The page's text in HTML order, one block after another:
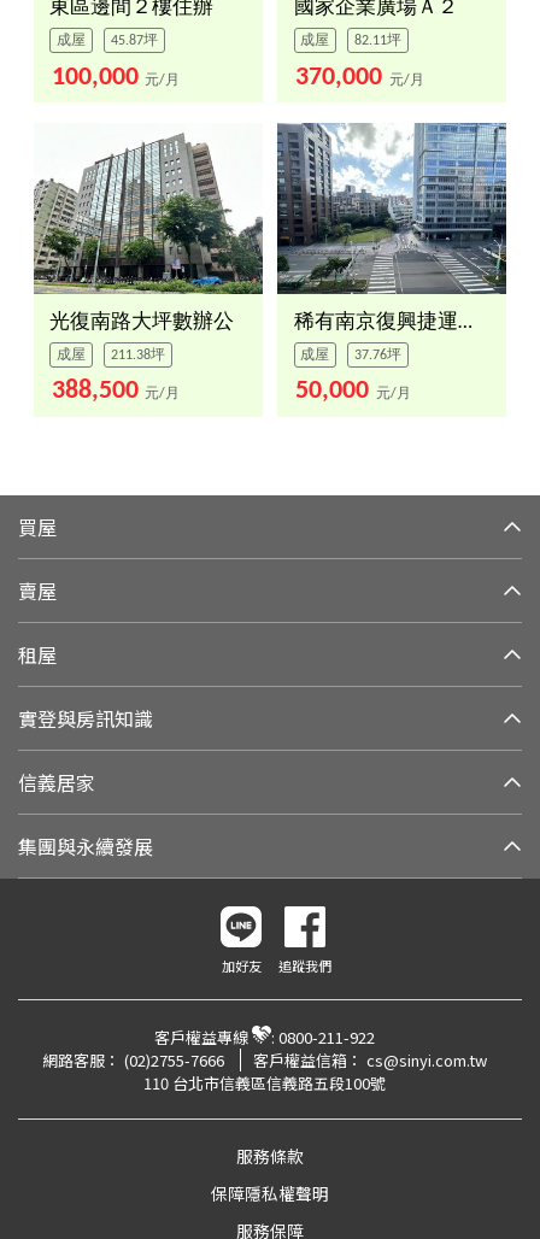
東區邊間２樓住辦
成屋 45.87坪
100,000 元/月
國家企業廣場Ａ２
成屋 82.11坪
370,000 元/月
光復南路大坪數辦公
成屋 211.38坪
388,500 元/月
稀有南京復興捷運旁辦公室
成屋 37.76坪
50,000 元/月
買屋
賣屋
租屋
實登與房訊知識
信義居家
集團與永續發展
加好友 追蹤我們
客戶權益專線 : 0800-211-922
網路客服： (02)2755-7666 客戶權益信箱： cs@sinyi.com.tw
110 台北市信義區信義路五段100號
服務條款
保障隱私權聲明
服務保障